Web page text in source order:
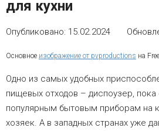
для кухни
Опубликовано: 15.02.2024
Основное изображение от pvproductions на
Одно из самых удобных
пищевых отходов – диспоузер,
популярным бытовым приборам на
хозяек. А в западных странах уже